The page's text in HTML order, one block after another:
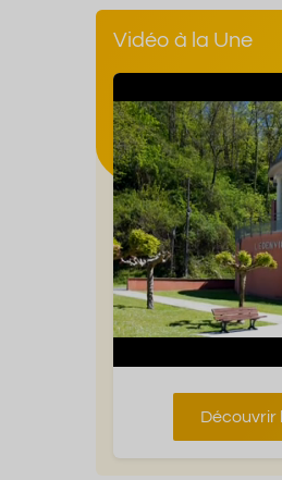
Vidéo à la Une
Découvrir